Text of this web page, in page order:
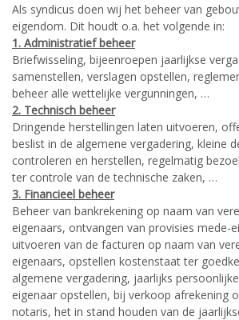
Als syndicus doen wij het beheer van
eigendom. Dit houdt o.a. het volgende in:
1. Administratief beheer
Briefwisseling, bijeenroepen jaarlijkse
samenstellen, verslagen opstellen,
beheer alle wettelijke vergunningen, …
2. Technisch beheer
Dringende herstellingen laten uitvoeren,
beslist in de algemene vergadering, kleine
controleren en herstellen, regelmatig
ter controle van de technische zaken, …
3. Financieel beheer
Beheer van bankrekening op naam van
eigenaars, ontvangen van provisies mede-
uitvoeren van de facturen op naam van
eigenaars, opstellen kostenstaat ter
algemene vergadering, jaarlijks
eigenaar opstellen, bij verkoop afrekening
notaris, het in stand houden van de